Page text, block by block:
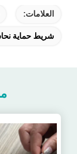
العلامات:
شريط حماية